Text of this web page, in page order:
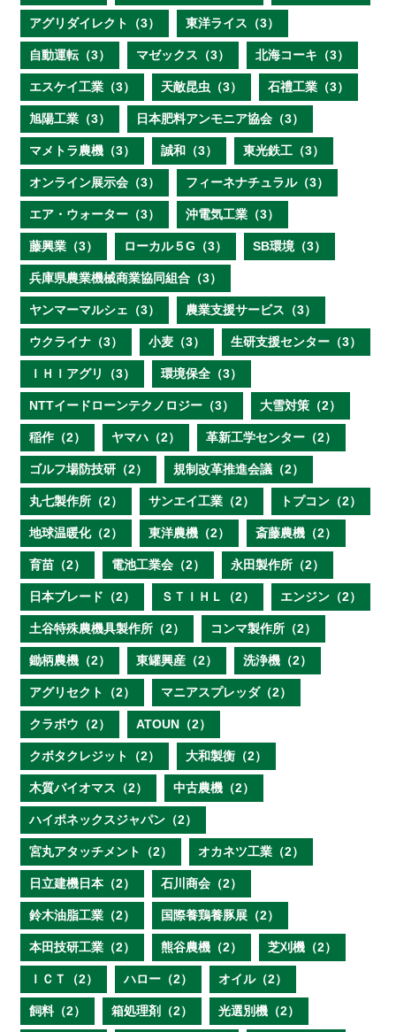
アグリダイレクト（3） 東洋ライス（3）
自動運転（3） マゼックス（3） 北海コーキ（3）
エスケイ工業（3） 天敵昆虫（3） 石禮工業（3）
旭陽工業（3） 日本肥料アンモニア協会（3）
マメトラ農機（3） 誠和（3） 東光鉄工（3）
オンライン展示会（3） フィーネナチュラル（3）
エア・ウォーター（3） 沖電気工業（3）
藤興業（3） ローカル５G（3） SB環境（3）
兵庫県農業機械商業協同組合（3）
ヤンマーマルシェ（3） 農業支援サービス（3）
ウクライナ（3） 小麦（3） 生研支援センター（3）
ＩＨＩアグリ（3） 環境保全（3）
NTTイードローンテクノロジー（3） 大雪対策（2）
稲作（2） ヤマハ（2） 革新工学センター（2）
ゴルフ場防技研（2） 規制改革推進会議（2）
丸七製作所（2） サンエイ工業（2） トプコン（2）
地球温暖化（2） 東洋農機（2） 斎藤農機（2）
育苗（2） 電池工業会（2） 永田製作所（2）
日本ブレード（2） ＳＴＩＨＬ（2） エンジン（2）
土谷特殊農機具製作所（2） コンマ製作所（2）
鋤柄農機（2） 東罐興産（2） 洗浄機（2）
アグリセクト（2） マニアスプレッダ（2）
クラボウ（2） ATOUN（2）
クボタクレジット（2） 大和製衡（2）
木質バイオマス（2） 中古農機（2）
ハイポネックスジャパン（2）
宮丸アタッチメント（2） オカネツ工業（2）
日立建機日本（2） 石川商会（2）
鈴木油脂工業（2） 国際養鶏養豚展（2）
本田技研工業（2） 熊谷農機（2） 芝刈機（2）
ＩＣＴ（2） ハロー（2） オイル（2）
飼料（2） 箱処理剤（2） 光選別機（2）